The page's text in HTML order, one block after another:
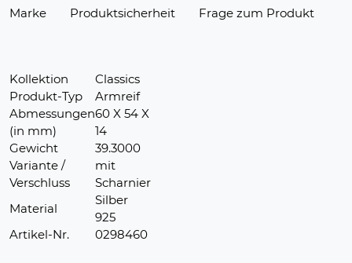
Marke
Produktsicherheit Frage zum Produkt
Kollektion
Classics
Produkt-Typ
Armreif
Abmessungen
(in mm)
60 X 54 X
14
Gewicht
39.3000
Variante /
Verschluss
mit
Scharnier
Material
Silber
925
Artikel-Nr.
0298460